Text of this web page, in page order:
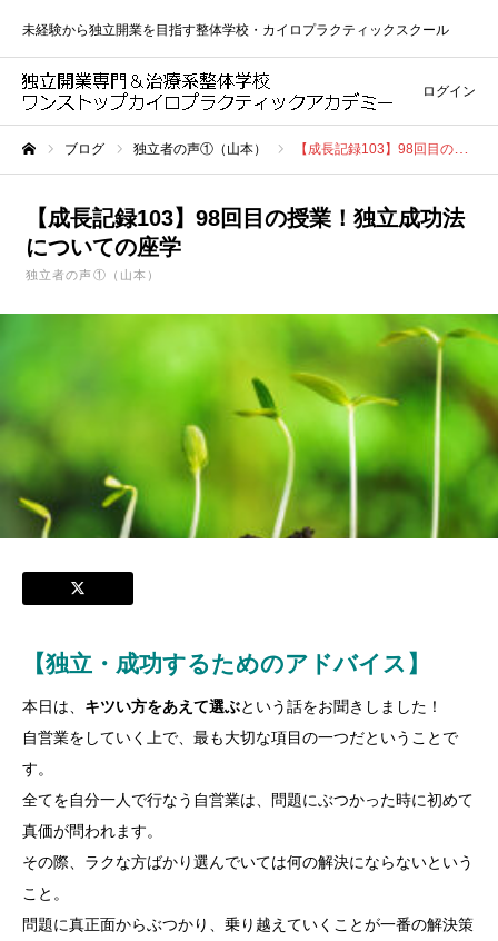
未経験から独立開業を目指す整体学校・カイロプラクティックスクール
ログイン
ブログ 独立者の声①（山本） 【成長記録103】98回目の授業！独立成功法についての座学
【成長記録103】98回目の授業！独立成功法
についての座学
独立者の声①（山本）
【独立・成功するためのアドバイス】
本日は、 キツい方をあえて選ぶという話をお聞きしました！
自営業をしていく上で、最も大切な項目の一つだということで
す。
全てを自分一人で行なう自営業は、問題にぶつかった時に初めて
真価が問われます。
その際、ラクな方ばかり選んでいては何の解決にならないという
こと。
問題に真正面からぶつかり、乗り越えていくことが一番の解決策